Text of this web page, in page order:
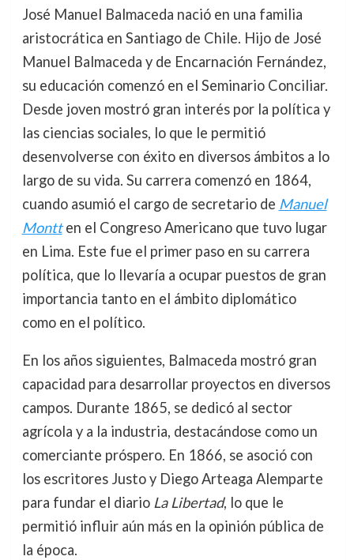
José Manuel Balmaceda nació en una familia
aristocrática en Santiago de Chile. Hijo de José
Manuel Balmaceda y de Encarnación Fernández,
su educación comenzó en el Seminario Conciliar.
Desde joven mostró gran interés por la política y
las ciencias sociales, lo que le permitió
desenvolverse con éxito en diversos ámbitos a lo
largo de su vida. Su carrera comenzó en 1864,
cuando asumió el cargo de secretario de Manuel
Montten el Congreso Americano que tuvo lugar
en Lima. Este fue el primer paso en su carrera
política, que lo llevaría a ocupar puestos de gran
importancia tanto en el ámbito diplomático
como en el político.
En los años siguientes, Balmaceda mostró gran
capacidad para desarrollar proyectos en diversos
campos. Durante 1865, se dedicó al sector
agrícola y a la industria, destacándose como un
comerciante próspero. En 1866, se asoció con
los escritores Justo y Diego Arteaga Alemparte
para fundar el diario La Libertad, lo que le
permitió influir aún más en la opinión pública de
la época.